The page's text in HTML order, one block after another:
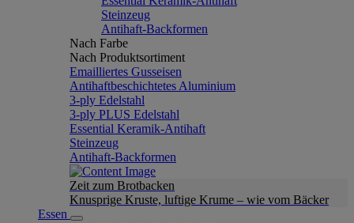
Steinzeug
Antihaft-Backformen
Nach Farbe
Nach Produktsortiment
Emailliertes Gusseisen
Antihaftbeschichtetes Aluminium
3-ply Edelstahl
3-ply PLUS Edelstahl
Essential Keramik-Antihaft
Steinzeug
Antihaft-Backformen
Zeit zum Brotbacken
Knusprige Kruste, luftige Krume – wie vom Bäcker
Essen